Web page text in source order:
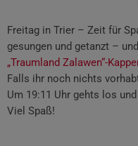
Freitag in Trier – Zeit für
gesungen und getanzt –
„Traumland Zalawen“-
Falls ihr noch nichts
Um 19:11 Uhr gehts los
Viel Spaß!